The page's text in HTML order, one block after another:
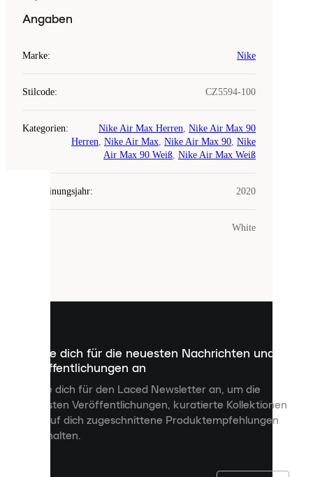
Angaben
Marke: Nike
Stilcode: CZ5594-100
Kategorien: Nike Air Max Herren, Nike Air Max 90
Herren, Nike Air Max, Nike Air Max 90, Nike
Air Max 90 Weiß, Nike Air Max Weiß
Erscheinungsjahr: 2020
White
Melde dich für die neuesten Nachrichten und
Veröffentlichungen an
Melde dich für den Laced Newsletter an, um die
neuesten Veröffentlichungen, kuratierte Kollektionen
und auf dich zugeschnittene Produktempfehlungen
zu erhalten.
COOKIES
kleine
dienen,
Inhalte
anzuzeigen
deine